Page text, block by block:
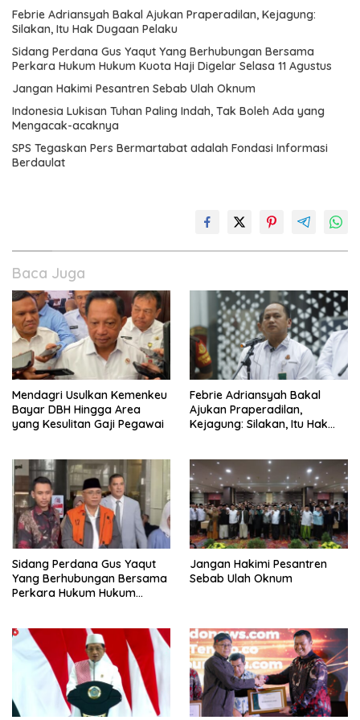
Febrie Adriansyah Bakal Ajukan Praperadilan, Kejagung:
Silakan, Itu Hak Dugaan Pelaku
Sidang Perdana Gus Yaqut Yang Berhubungan Bersama
Perkara Hukum Hukum Kuota Haji Digelar Selasa 11 Agustus
Jangan Hakimi Pesantren Sebab Ulah Oknum
Indonesia Lukisan Tuhan Paling Indah, Tak Boleh Ada yang
Mengacak-acaknya
SPS Tegaskan Pers Bermartabat adalah Fondasi Informasi
Berdaulat
Baca Juga
Mendagri Usulkan Kemenkeu
Bayar DBH Hingga Area
yang Kesulitan Gaji Pegawai
Febrie Adriansyah Bakal
Ajukan Praperadilan,
Kejagung: Silakan, Itu Hak
Sidang Perdana Gus Yaqut
Yang Berhubungan Bersama
Perkara Hukum Hukum
Jangan Hakimi Pesantren
Sebab Ulah Oknum